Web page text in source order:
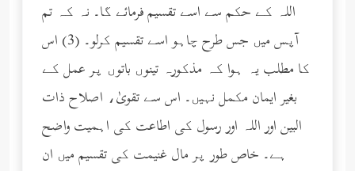
اللہ کے حکم سے اسے تقسیم فرمائے گا۔ نہ کہ تم
آپس میں جس طرح چاہو اسے تقسیم کرلو۔ (3) اس
کا مطلب یہ ہوا کہ مذکورہ تینوں باتوں پر عمل کے
بغیر ایمان مکمل نہیں۔ اس سے تقویٰ، اصلاح ذات
البین اور اللہ اور رسول کی اطاعت کی اہمیت واضح
ہے۔ خاص طور پر مال غنیمت کی تقسیم میں ان